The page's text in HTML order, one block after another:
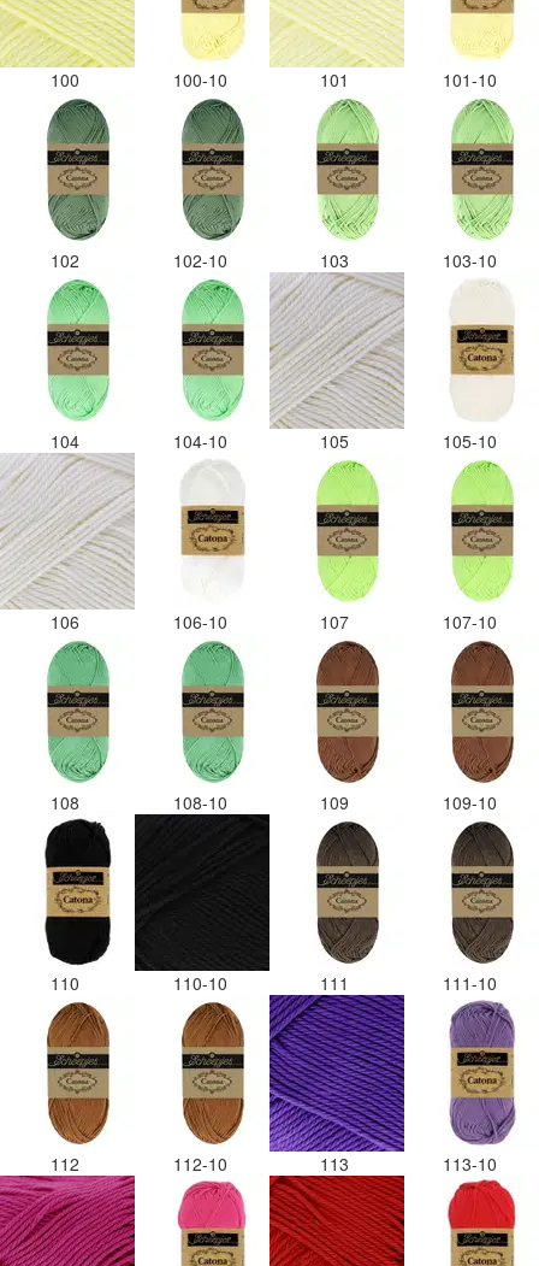
100 100-10 101 101-10
102 102-10 103 103-10
104 104-10 105 105-10
106 106-10 107 107-10
108 108-10 109 109-10
110 110-10 111 111-10
112 112-10 113 113-10